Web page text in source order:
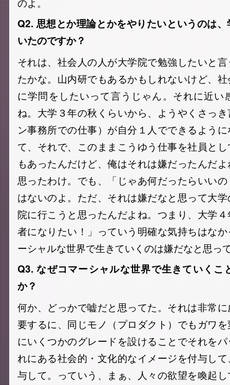
Q2. 思想とか理論とかをやりたいというのは
いたのですか？
それは、社会人の人が大学院で勉強したいと
たかな。山内研でもあるかもしれないけど、
に学問をしたいって言うじゃん。それに近い
ね。大学３年の秋くらいから、ようやくさっ
ン事務所での仕事）が自分１人でできるよう
て、それで、このままこうゆう仕事を社員と
もあったんだけど、俺はそれは嫌だったんだ
思ったわけ。でも、「じゃあ何だったらいい
はないのよ。ただ、それは嫌だなと思って大
院に行こうと思ったんだよね。つまり、大学
者になりたい！」っていう明確な気持ちはな
ーシャルな世界で生きていくのは嫌だなと思っ
Q3. なぜコマーシャルな世界で生きていくこ
か？
何か、どっかで嘘だと思ってた。それは非常
要するに、同じモノ（プロダクト）でもガワ
にいくつかのグレードを設けることでそれを
れにある社会的・文化的なイメージを付与し
与して。っていう、まぁ、人々の欲望を喚起